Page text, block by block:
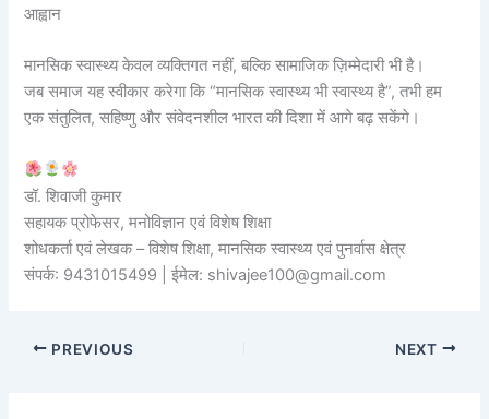
आह्वान
मानसिक स्वास्थ्य केवल व्यक्तिगत नहीं, बल्कि सामाजिक ज़िम्मेदारी भी है।
जब समाज यह स्वीकार करेगा कि “मानसिक स्वास्थ्य भी स्वास्थ्य है”, तभी हम
एक संतुलित, सहिष्णु और संवेदनशील भारत की दिशा में आगे बढ़ सकेंगे।
डॉ. शिवाजी कुमार
सहायक प्रोफेसर, मनोविज्ञान एवं विशेष शिक्षा
शोधकर्ता एवं लेखक – विशेष शिक्षा, मानसिक स्वास्थ्य एवं पुनर्वास क्षेत्र
संपर्क: 9431015499 | ईमेल: shivajee100@gmail.com
PREVIOUS NEXT